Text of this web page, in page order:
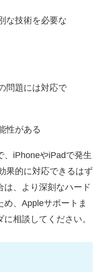
な技術を必要な
問題には対応で
性がある
、iPhoneやiPadで発生
果的に対応できるはず
は、より深刻なハード
め、Appleサポートま
相談してください。